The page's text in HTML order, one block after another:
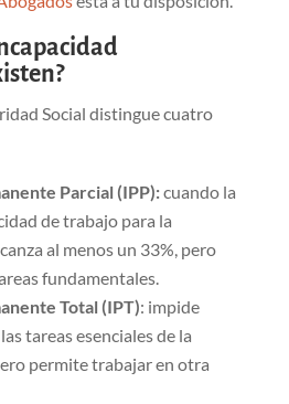
Social distingue cuatro
Parcial (IPP):cuando la
de trabajo para la
al menos un 33%, pero
fundamentales.
Total (IPT): impide
tareas esenciales de la
permite trabajar en otra